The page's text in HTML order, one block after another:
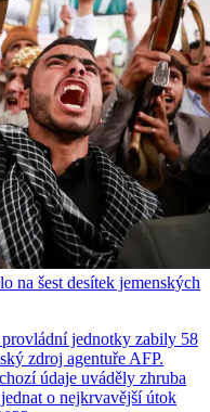
na šest desítek jemenských
jednotky zabily 58
zdroj agentuře AFP.
údaje uváděly zhruba
o nejkrvavější útok